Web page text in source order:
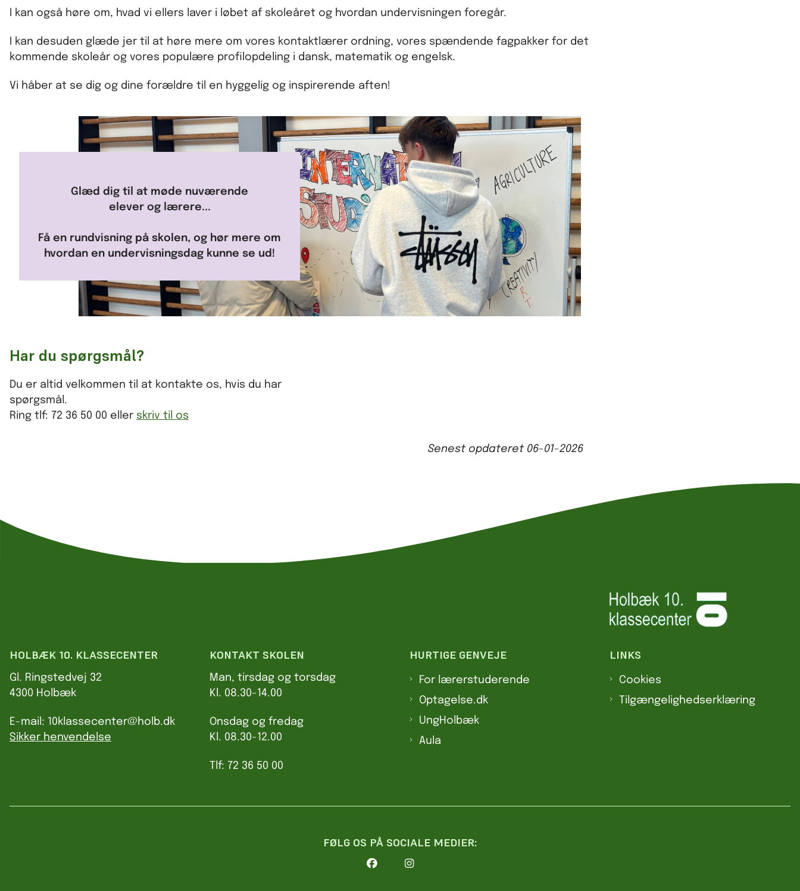
I kan også høre om, hvad vi ellers laver i løbet af skoleåret og hvordan undervisningen foregår.
I kan desuden glæde jer til at høre mere om vores kontaktlærer ordning, vores spændende fagpakker for det
kommende skoleår og vores populære profilopdeling i dansk, matematik og engelsk.
Vi håber at se dig og dine forældre til en hyggelig og inspirerende aften!
Glæd dig til at møde nuværende
elever og lærere...
Få en rundvisning på skolen, og hør mere om
hvordan en undervisningsdag kunne se ud!
Har du spørgsmål?
Du er altid velkommen til at kontakte os, hvis du har
spørgsmål.
Ring tlf: 72 36 50 00 eller skriv til os
Senest opdateret 06-01-2026
HOLBÆK 10. KLASSECENTER
Gl. Ringstedvej 32
4300 Holbæk
E-mail: 10klassecenter@holb.dk
Sikker henvendelse
KONTAKT SKOLEN
Man, tirsdag og torsdag
Kl. 08.30-14.00
Onsdag og fredag
Kl. 08.30-12.00
Tlf: 72 36 50 00
HURTIGE GENVEJE
For lærerstuderende
Optagelse.dk
UngHolbæk
Aula
LINKS
Cookies
Tilgængelighedserklæring
FØLG OS PÅ SOCIALE MEDIER: